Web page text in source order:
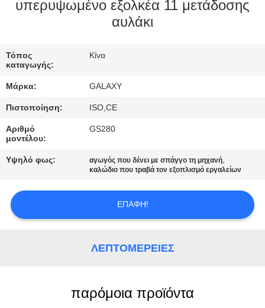
ΕΠΙΚΟΙΝΩΝΉΣΤΕ
ΜΑΖΊ
ΜΑΣ
ΕΙΔΉΣΕΙΣ
ΥΠΟΘΈΣΕΙΣ
υπερυψωμένο εξολκέα 11 μετάδοσης
αυλάκι
Τόπος
καταγωγής:
Κίνα
Μάρκα: GALAXY
Πιστοποίηση: ISO,CE
Αριθμό
μοντέλου:
GS280
Υψηλό φως: αγωγός που δένει με σπάγγο τη μηχανή,
καλώδιο που τραβά τον εξοπλισμό εργαλείων
ΕΠΑΦΉ!
ΛΕΠΤΟΜΈΡΕΙΕΣ
παρόμοια προϊόντα